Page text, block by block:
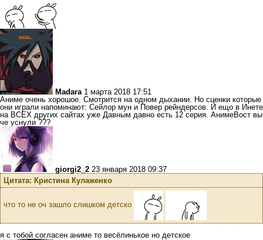
Madara 1 марта 2018 17:51
Аниме очень хорошое. Смотрится на одном дыхании. Но сценки которые
они играли напоминают: Сейлор мун и Повер рейндерсов. И ещо в Инете
на ВСЕХ других сайтах уже Давным давно есть 12 серия. АнимеВост вы
че уснули ???
giorgi2_2 23 января 2018 09:37
Цитата: Кристина Кулаженко
что то не оч зашло слишком детско
я с тобой согласен аниме то весёлинькое но детское